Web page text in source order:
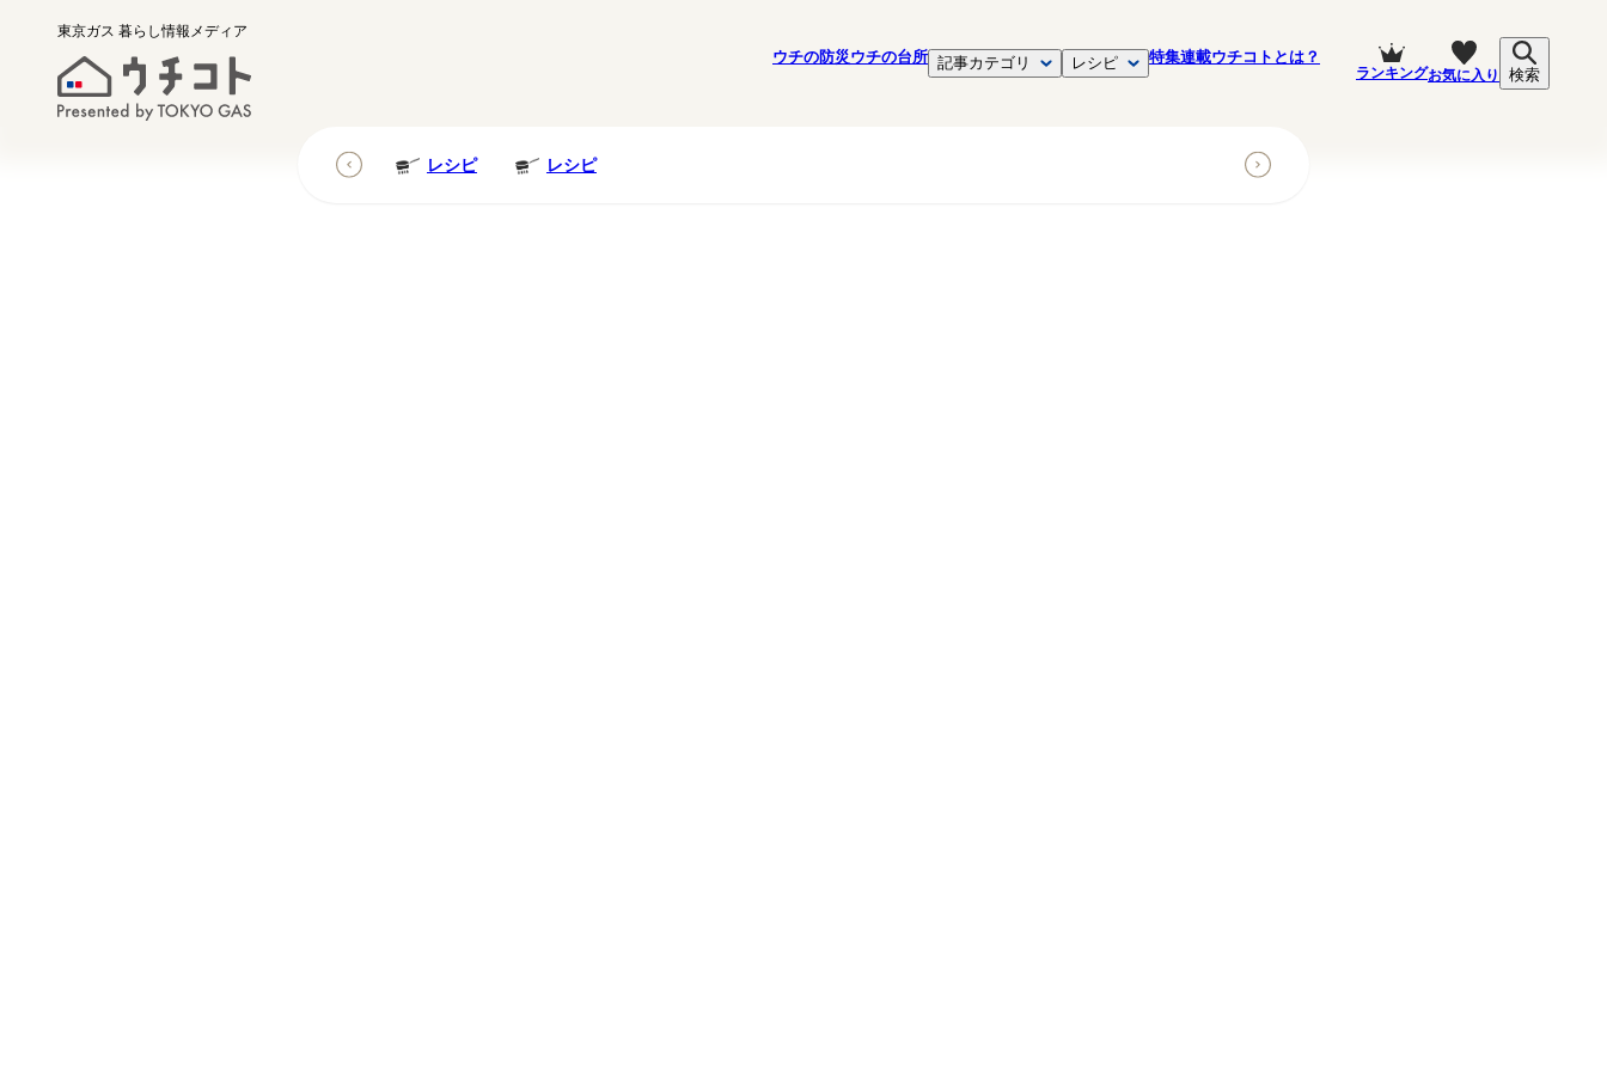
東京ガス 暮らし情報メディア
ウチの防災ウチの台所 記事カテゴリ レシピ 特集連載ウチコトとは？
ランキングお気に入り 検索
レシピ レシピ レシピ